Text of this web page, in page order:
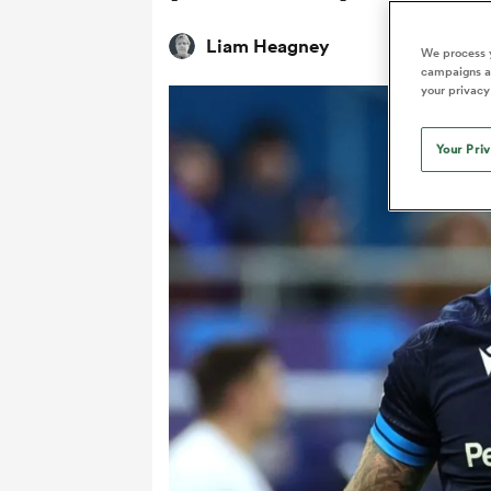
Liam Heagney
We process
campaigns
your
Your